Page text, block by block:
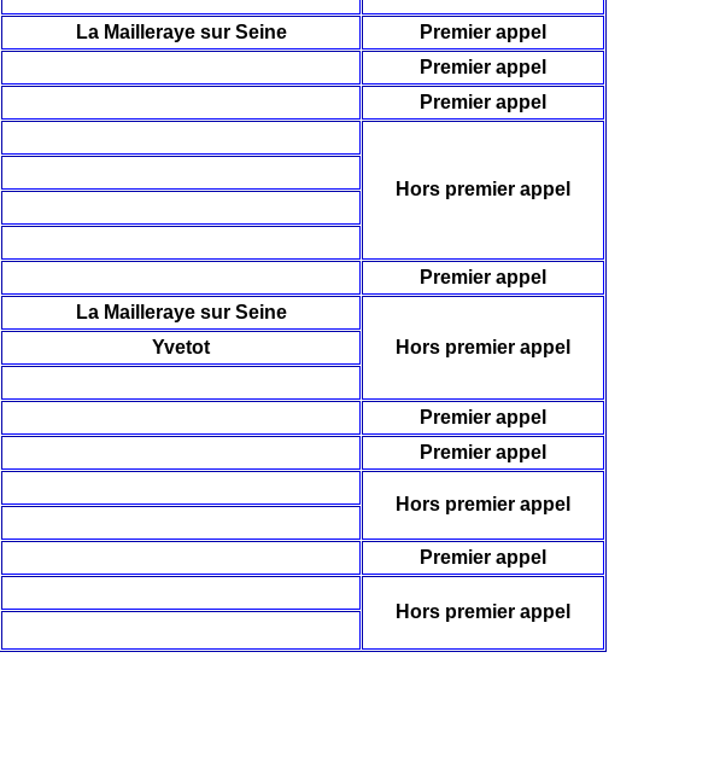
La Mailleraye sur Seine Premier appel
Premier appel
Premier appel
Hors premier appel
Premier appel
La Mailleraye sur Seine
Hors premier appel
Yvetot
Premier appel
Premier appel
Hors premier appel
Premier appel
Hors premier appel